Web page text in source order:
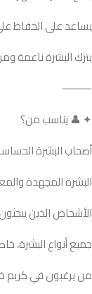
يساعد على الحفاظ
يترك البشرة ناعمة
⸻
✦ 👤 يناسب من؟
أصحاب البشرة
البشرة المجهدة
الأشخاص الذين
جميع أنواع البشرة،
من يرغبون في كريم